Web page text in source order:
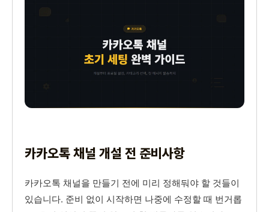
카카오톡 채널 개설 전 준비사항
카카오톡 채널을 만들기 전에 미리 정해둬야 할 것들이
있습니다. 준비 없이 시작하면 나중에 수정할 때 번거롭